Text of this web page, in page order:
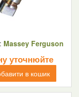
Massey Ferguson
уточнюйте
в кошик